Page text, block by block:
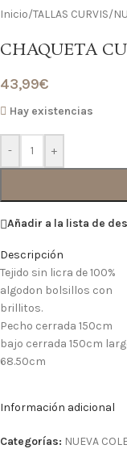
Inicio/TALLAS CURVIS/
CHAQUETA
43,99€
Hay existencias
- +
Añadir a la lista de
Descripción
Tejido sin licra de 100%
algodon bolsillos con
brillitos.
Pecho cerrada 150cm
bajo cerrada 150cm
68.50cm
Información adicional
Categorías: NUEVA